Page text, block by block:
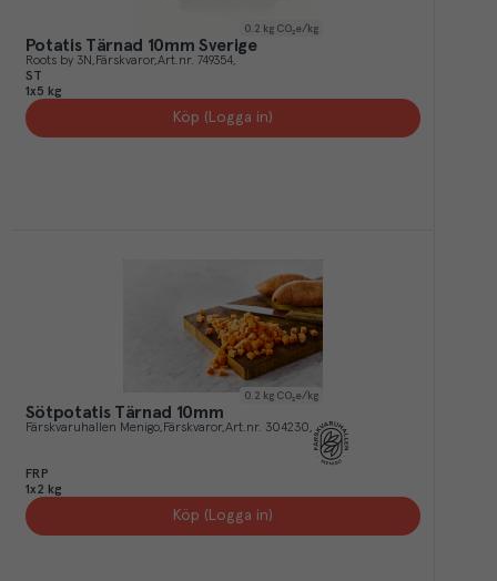
0.2 kg CO₂e/kg
Potatis Tärnad 10mm Sverige
Roots by 3N Färskvaror Art.nr. 749354
ST
1x5 kg
Köp (Logga in)
0.2 kg CO₂e/kg
Sötpotatis Tärnad 10mm
Färskvaruhallen Menigo Färskvaror Art.nr. 304230
FRP
1x2 kg
Köp (Logga in)